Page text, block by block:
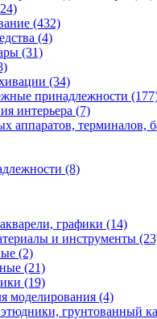
(432)
(4)
(31)
(34)
принадлежности
интерьера (7)
аппаратов, терминалов,
(8)
графики (14)
и инструменты
(2)
(21)
(19)
моделирования (4)
грунтованный